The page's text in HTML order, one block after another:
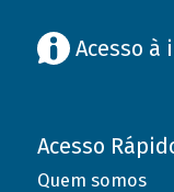
Acesso à
Acesso
Quem somos